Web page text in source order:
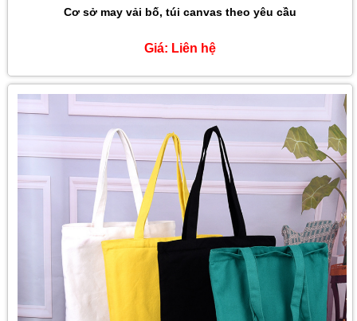
Cơ sở may vải bố, túi canvas theo yêu cầu
Giá: Liên hệ